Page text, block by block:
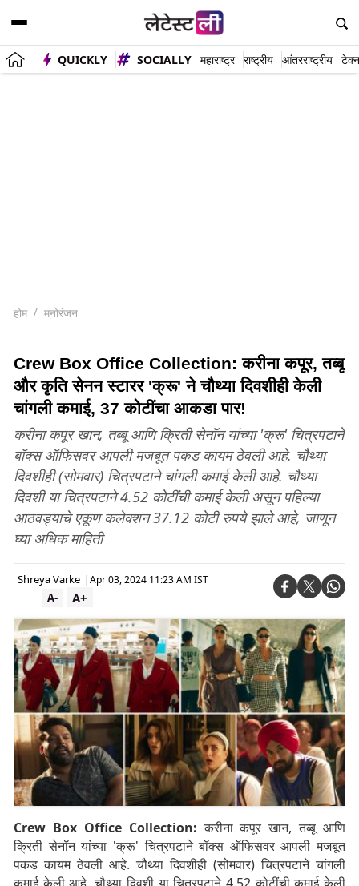
QUICKLY SOCIALLY महाराष्ट्र राष्ट्रीय आंतरराष्ट्रीय
होम मनोरंजन
Crew Box Office Collection: करीना कपूर, तब्बू
और कृति सेनन स्टारर 'क्रू' ने चौथ्या दिवशीही केली
चांगली कमाई, 37 कोटींचा आकडा पार!
करीना कपूर खान, तब्बू आणि क्रिती सेनॉन यांच्या 'क्रू' चित्रपटाने
बॉक्स ऑफिसवर आपली मजबूत पकड कायम ठेवली आहे. चौथ्या
दिवशीही (सोमवार) चित्रपटाने चांगली कमाई केली आहे. चौथ्या
दिवशी या चित्रपटाने 4.52 कोटींची कमाई केली असून पहिल्या
आठवड्याचे एकूण कलेक्शन 37.12 कोटी रुपये झाले आहे, जाणून
घ्या अधिक माहिती
Shreya Varke |Apr 03, 2024 11:23 AM IST
A+
A-
Crew Box Office Collection:करीना कपूर खान, तब्बू आणि
क्रिती सेनॉन यांच्या 'क्रू' चित्रपटाने बॉक्स ऑफिसवर आपली मजबूत
पकड कायम ठेवली आहे. चौथ्या दिवशीही (सोमवार) चित्रपटाने चांगली